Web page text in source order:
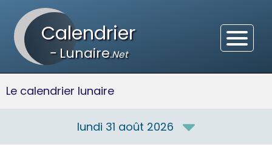
Calendrier
-Lunaire.Net
Le calendrier lunaire
lundi 31 août 2026